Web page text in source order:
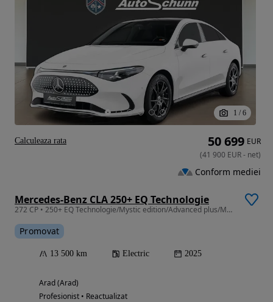
1 / 6
Mercedes-Benz CLA 250+ EQ Technologie
272 CP • 250+ EQ Technologie/Mystic edition/Advanced plus/Memory/garantie
Promovat
13 500 km Electric 2025
Arad (Arad)
Profesionist • Reactualizat
50 699 EUR
(41 900 EUR- net)
Conform mediei
Calculeaza rata